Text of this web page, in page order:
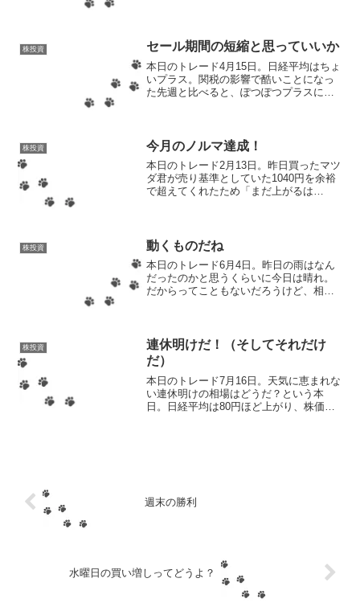
た。プラスといっても...
株投資 セール期間の短縮と思っていいか
本日のトレード4月15日。日経平均はちょ
いプラス。関税の影響で酷いことになっ
た先週と比べると、ぽつぽつプラスにな
教えて」と聞い...
株投資 今月のノルマ達成！
本日のトレード2月13日。昨日買ったマツ
ダ君が売り基準としていた1040円を余裕
で超えてくれたため「まだ上がるは
う、スイングトレ...
株投資 動くものだね
本日のトレード6月4日。昨日の雨はなん
だったのかと思うくらいに今日は晴れ。
だからってこともないだろうけど、相場
な！持ってない株チェ...
株投資
連休明けだ！（そしてそれだけ
だ）
本日のトレード7月16日。天気に恵まれな
い連休明けの相場はどうだ？という本
日。日経平均は80円ほど上がり、株価も
週末の勝利
水曜日の買い増しってどうよ？